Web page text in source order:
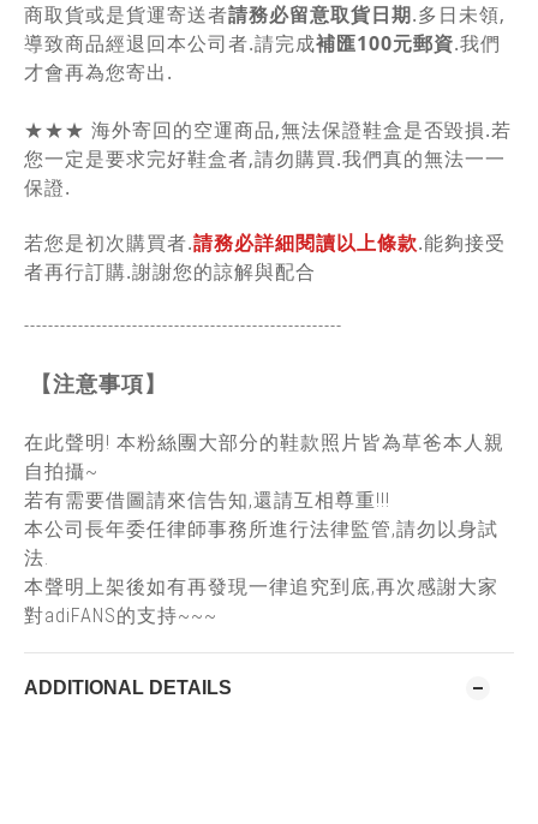
商取貨或是貨運寄送者請務必留意取貨日期.多日未領,
導致商品經退回本公司者.請完成補匯100元郵資.我們
才會再為您寄出.
★★★ 海外寄回的空運商品,無法保證鞋盒是否毀損.若
您一定是要求完好鞋盒者,請勿購買.我們真的無法一一
保證.
若您是初次購買者.請務必詳細閱讀以上條款.能夠接受
者再行訂購.謝謝您的諒解與配合
-----------------------------------------------------
【注意事項】
在此聲明! 本粉絲團大部分的鞋款照片皆為草爸本人親
自拍攝~
若有需要借圖請來信告知,還請互相尊重!!!
本公司長年委任律師事務所進行法律監管,請勿以身試
法.
本聲明上架後如有再發現一律追究到底,再次感謝大家
對adiFANS的支持~~~
ADDITIONAL DETAILS